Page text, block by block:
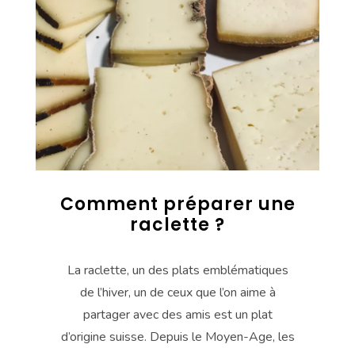
Comment préparer une
raclette ?
La raclette, un des plats emblématiques
de l’hiver, un de ceux que l’on aime à
partager avec des amis est un plat
d’origine suisse. Depuis le Moyen-Age, les